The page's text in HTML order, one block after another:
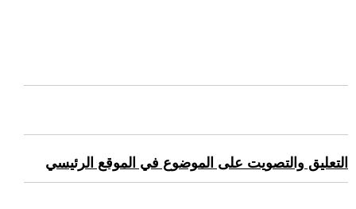
التعليق والتصويت على الموضوع في الموقع الرئيسي